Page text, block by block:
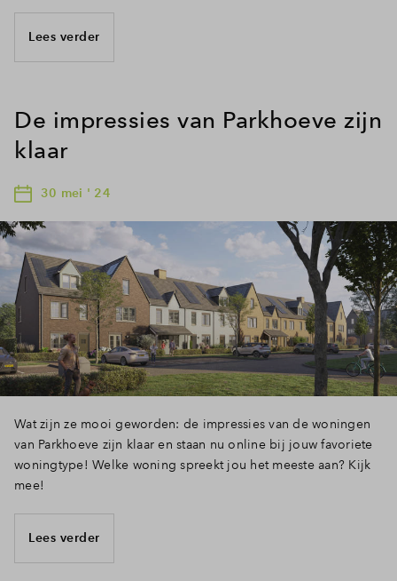
Lees verder
De impressies van Parkhoeve zijn
klaar
30 mei ' 24
Wat zijn ze mooi geworden: de impressies van de woningen
van Parkhoeve zijn klaar en staan nu online bij jouw favoriete
woningtype! Welke woning spreekt jou het meeste aan? Kijk
mee!
Lees verder